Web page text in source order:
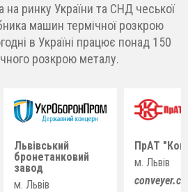
на ринку України та СНД чеської
машин термічної розкрою
в Україні працює понад 150
розкрою металу.
Львівський
бронетанковий
завод
м. Львів
ПрАТ
м. Львів